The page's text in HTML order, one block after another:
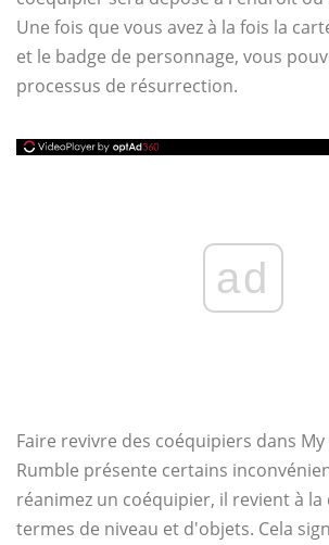
Une fois que vous avez à la fois la
et le badge de personnage, vous
processus de résurrection.
ad
Faire revivre des coéquipiers dans
Rumble présente certains
réanimez un coéquipier, il revient à la
termes de niveau et d'objets. Cela